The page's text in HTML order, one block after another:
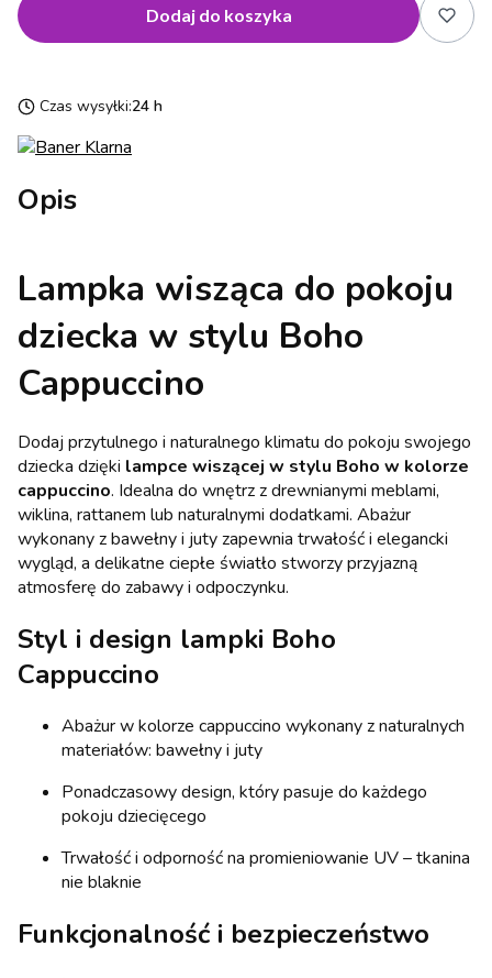
Dodaj do koszyka
Czas wysyłki:24 h
Opis
Lampka wisząca do pokoju
dziecka w stylu Boho
Cappuccino
Dodaj przytulnego i naturalnego klimatu do pokoju swojego
dziecka dzięki lampce wiszącej w stylu Boho w kolorze
cappuccino. Idealna do wnętrz z drewnianymi meblami,
wiklina, rattanem lub naturalnymi dodatkami. Abażur
wykonany z bawełny i juty zapewnia trwałość i elegancki
wygląd, a delikatne ciepłe światło stworzy przyjazną
atmosferę do zabawy i odpoczynku.
Styl i design lampki Boho
Cappuccino
Abażur w kolorze cappuccino wykonany z naturalnych
materiałów: bawełny i juty
Ponadczasowy design, który pasuje do każdego
pokoju dziecięcego
Trwałość i odporność na promieniowanie UV – tkanina
nie blaknie
Funkcjonalność i bezpieczeństwo